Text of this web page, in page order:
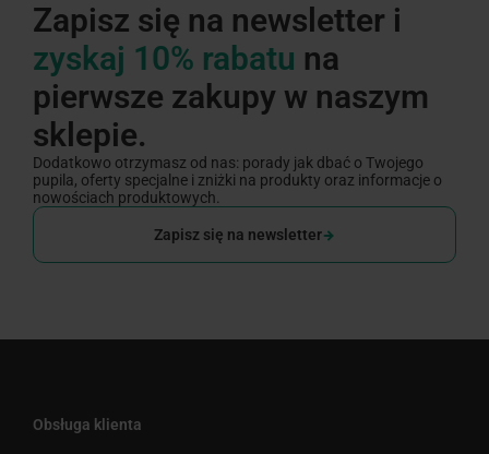
Zapisz się na newsletter i
zyskaj 10% rabatu na
pierwsze zakupy w naszym
sklepie.
Dodatkowo otrzymasz od nas: porady jak dbać o Twojego
pupila, oferty specjalne i zniżki na produkty oraz informacje o
nowościach produktowych.
Zapisz się na newsletter
Obsługa klienta